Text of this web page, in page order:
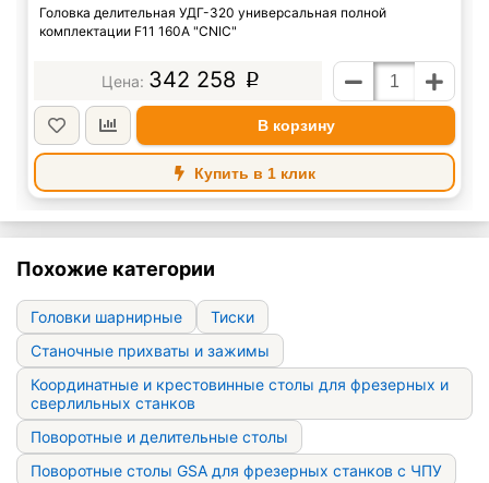
Головка делительная УДГ-320 универсальная полной
комплектации F11 160А "CNIC"
342 258 p
В корзину
Купить в 1 клик
Похожие категории
Головки шарнирные
Тиски
Станочные прихваты и зажимы
Координатные и крестовинные столы для фрезерных и
сверлильных станков
Поворотные и делительные столы
Поворотные столы GSA для фрезерных станков с ЧПУ